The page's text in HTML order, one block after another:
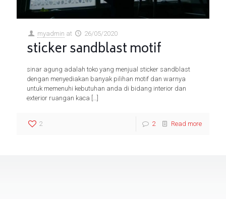
myadmin at 26/05/2020
sticker sandblast motif
sinar agung adalah toko yang menjual sticker sandblast
dengan menyediakan banyak pilihan motif dan warnya
untuk memenuhi kebutuhan anda di bidang interior dan
exterior ruangan kaca
2 2 Read more